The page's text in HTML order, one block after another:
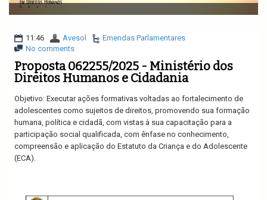
v
i
a
o
n
11:46 Avesol
Emendas Parlamentares
No comments
Proposta 062255/2025 - Ministério dos
Direitos Humanos e Cidadania
Objetivo: Executar ações formativas voltadas ao fortalecimento de
adolescentes como sujeitos de direitos, promovendo sua formação
humana, política e cidadã, com vistas à sua capacitação para a
participação social qualificada, com ênfase no conhecimento,
compreensão e aplicação do Estatuto da Criança e do Adolescente
(ECA).